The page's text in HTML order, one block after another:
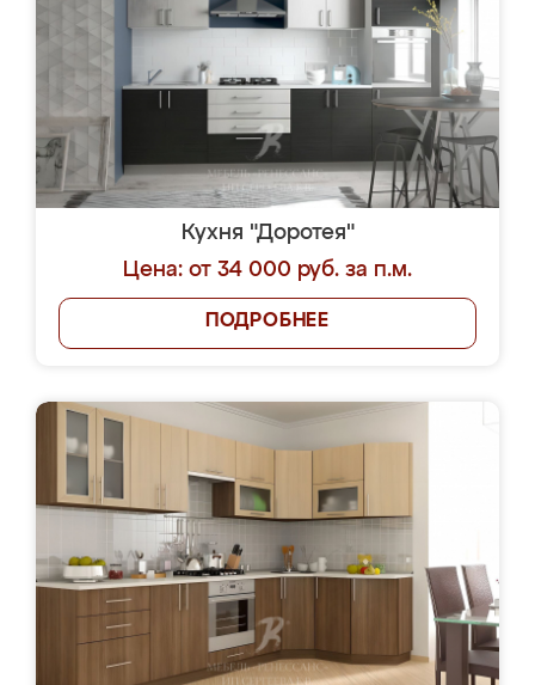
Кухня "Доротея"
Цена: от 34 000 руб. за п.м.
ПОДРОБНЕЕ